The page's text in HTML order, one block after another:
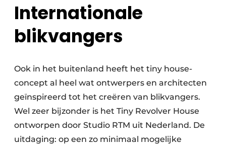
Internationale
blikvangers
Ook in het buitenland heeft het tiny house-
concept al heel wat ontwerpers en architecten
geïnspireerd tot het creëren van blikvangers.
Wel zeer bijzonder is het Tiny Revolver House
ontworpen door Studio RTM uit Nederland. De
uitdaging: op een zo minimaal mogelijke